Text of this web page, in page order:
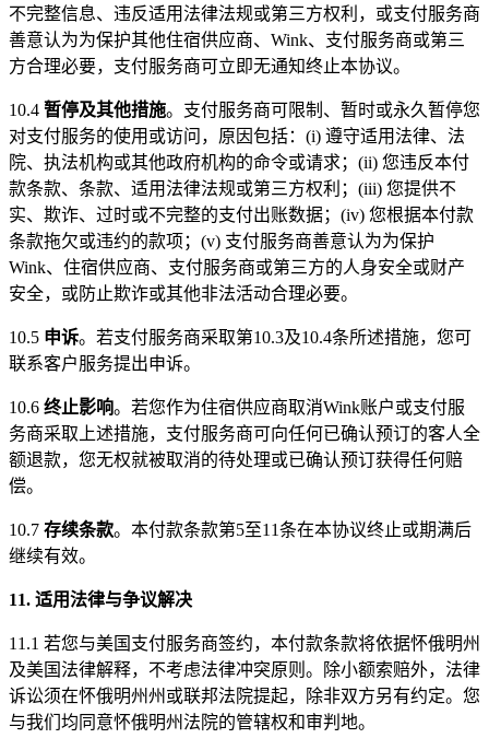
不完整信息、违反适用法律法规或第三方权利，或支付服务商
善意认为为保护其他住宿供应商、Wink、支付服务商或第三
方合理必要，支付服务商可立即无通知终止本协议。
10.4 暂停及其他措施。支付服务商可限制、暂时或永久暂停您
对支付服务的使用或访问，原因包括：(i) 遵守适用法律、法
院、执法机构或其他政府机构的命令或请求；(ii) 您违反本付
款条款、条款、适用法律法规或第三方权利；(iii) 您提供不
实、欺诈、过时或不完整的支付出账数据；(iv) 您根据本付款
条款拖欠或违约的款项；(v) 支付服务商善意认为为保护
Wink、住宿供应商、支付服务商或第三方的人身安全或财产
安全，或防止欺诈或其他非法活动合理必要。
10.5 申诉。若支付服务商采取第10.3及10.4条所述措施，您可
联系客户服务提出申诉。
10.6 终止影响。若您作为住宿供应商取消Wink账户或支付服
务商采取上述措施，支付服务商可向任何已确认预订的客人全
额退款，您无权就被取消的待处理或已确认预订获得任何赔
偿。
10.7 存续条款。本付款条款第5至11条在本协议终止或期满后
继续有效。
11. 适用法律与争议解决
11.1 若您与美国支付服务商签约，本付款条款将依据怀俄明州
及美国法律解释，不考虑法律冲突原则。除小额索赔外，法律
诉讼须在怀俄明州州或联邦法院提起，除非双方另有约定。您
与我们均同意怀俄明州法院的管辖权和审判地。